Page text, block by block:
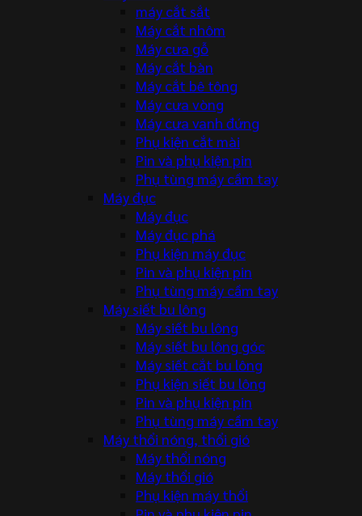
máy cắt sắt
Máy cắt nhôm
Máy cưa gỗ
Máy cắt bàn
Máy cắt bê tông
Máy cưa vòng
Máy cưa vanh đứng
Phụ kiện cắt mài
Pin và phụ kiện pin
Phụ tùng máy cầm tay
Máy đục
Máy đục
Máy đục phá
Phụ kiện máy đục
Pin và phụ kiện pin
Phụ tùng máy cầm tay
Máy siết bu lông
Máy siết bu lông
Máy siết bu lông góc
Máy siết cắt bu lông
Phụ kiện siết bu lông
Pin và phụ kiện pin
Phụ tùng máy cầm tay
Máy thổi nóng, thổi gió
Máy thổi nóng
Máy thổi gió
Phụ kiện máy thổi